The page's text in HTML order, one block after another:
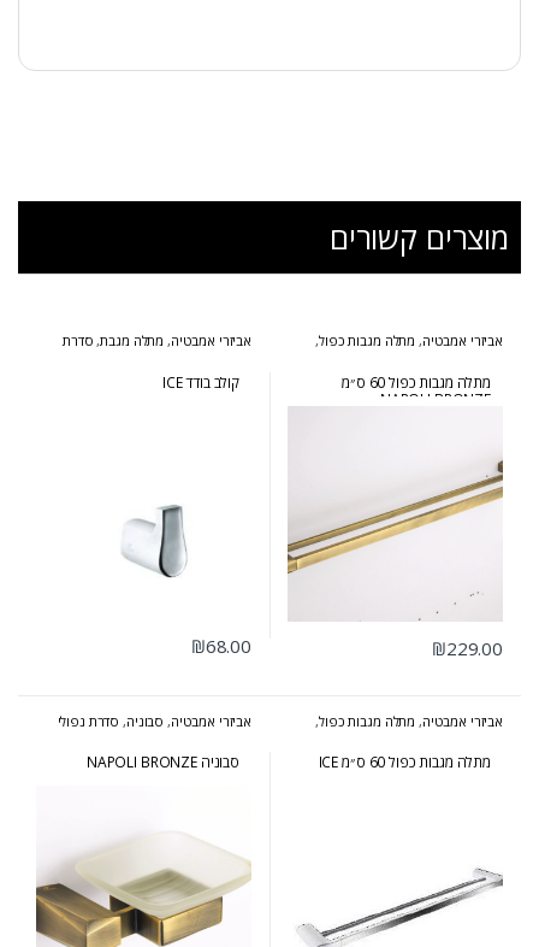
מוצרים קשורים
אביזרי אמבטיה, מתלה מגבות כפול,
מתלה מגבות כפול 60 ס״מ
NAPOLI BRONZE
₪229.00
אביזרי אמבטיה, מתלה מגבת, סדרת
קולב בודד ICE
₪68.00
אביזרי אמבטיה, מתלה מגבות כפול,
מתלה מגבות כפול 60 ס״מ ICE
אביזרי אמבטיה, סבוניה, סדרת נפולי
סבוניה NAPOLI BRONZE